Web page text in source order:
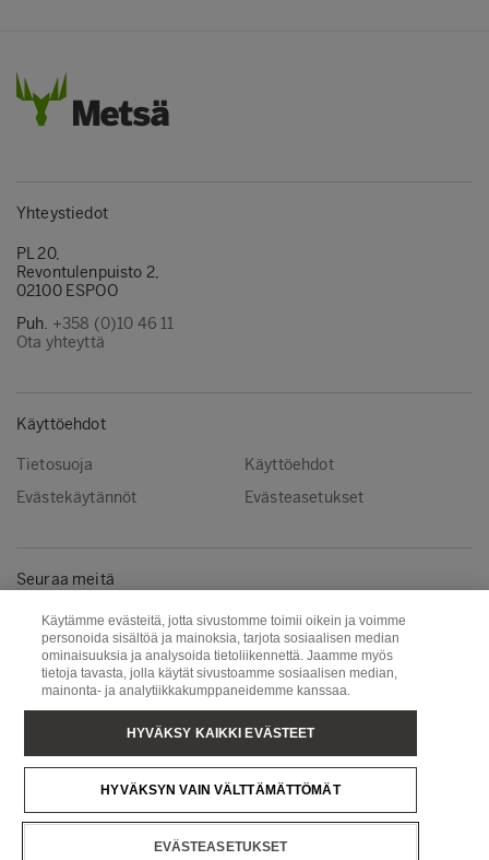
Yhteystiedot
PL 20,
Revontulenpuisto 2,
02100 ESPOO
Puh. +358 (0)10 46 11
Ota yhteyttä
Käyttöehdot
Tietosuoja
Käyttöehdot
Evästekäytännöt
Evästeasetukset
Seuraa meitä
Instagram
LinkedIn
YouTube
Puunhankinta
Metsä Wood
Metsä Fibre
Metsä Tissue
Metsä Spring
Copyright © Metsä Group
Käytämme evästeitä, jotta sivustomme toimii oikein ja voimme
personoida sisältöä ja mainoksia, tarjota sosiaalisen median
ominaisuuksia ja analysoida tietoliikennettä. Jaamme myös
tietoja tavasta, jolla käytät sivustoamme sosiaalisen median,
mainonta- ja analytiikkakumppaneidemme kanssaa.
EVÄSTEASETUKSET
HYVÄKSYN VAIN VÄLTTÄMÄTTÖMÄT
HYVÄKSY KAIKKI EVÄSTEET